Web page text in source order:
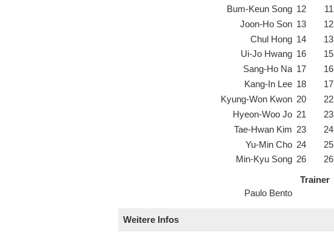
Bum-Keun Song 12 11
Joon-Ho Son 13 12
Chul Hong 14 13
Ui-Jo Hwang 16 15
Sang-Ho Na 17 16
Kang-In Lee 18 17
Kyung-Won Kwon 20 22
Hyeon-Woo Jo 21 23
Tae-Hwan Kim 23 24
Yu-Min Cho 24 25
Min-Kyu Song 26 26
Trainer
Paulo Bento
Weitere Infos